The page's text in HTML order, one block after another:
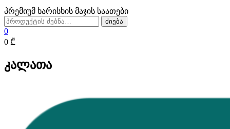
პრემიუმ ხარისხის მაჯის საათები
ძებნა:
ძიება
0
0 ₾
კალათა